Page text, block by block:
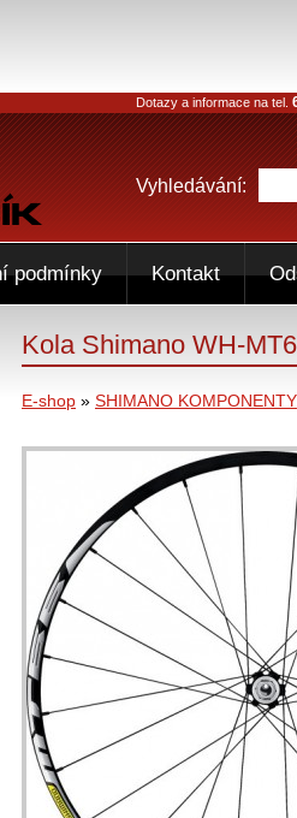
Kola Shimano WH-
E-shop » SHIMANO KOMPONENTY
Dotazy a informace na tel.
Vyhledávání:
podmínky Kontakt